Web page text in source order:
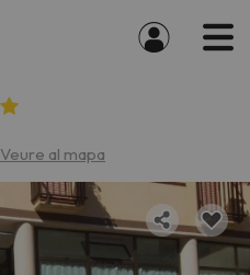
Veure al mapa